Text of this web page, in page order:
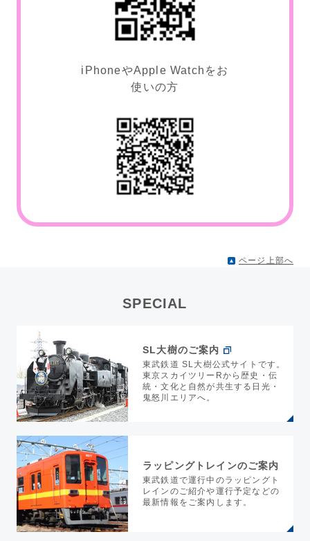
iPhoneやApple Watchをお
使いの方
ページ上部へ
SPECIAL
SL大樹のご案内
東武鉄道 SL大樹公式サイトです。
東京スカイツリーRから歴史・伝
統・文化と自然が共生する日光・
鬼怒川エリアへ。
ラッピングトレインのご案内
東武鉄道で運行中のラッピングト
レインのご紹介や運行予定などの
最新情報をご案内します。